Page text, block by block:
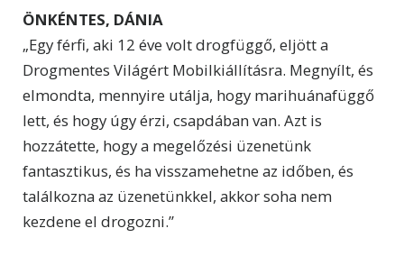
ÖNKÉNTES, DÁNIA
„Egy férfi, aki 12 éve volt drogfüggő, eljött a
Drogmentes Világért Mobilkiállításra. Megnyílt, és
elmondta, mennyire utálja, hogy marihuánafüggő
lett, és hogy úgy érzi, csapdában van. Azt is
hozzátette, hogy a megelőzési üzenetünk
fantasztikus, és ha visszamehetne az időben, és
találkozna az üzenetünkkel, akkor soha nem
kezdene el drogozni.”